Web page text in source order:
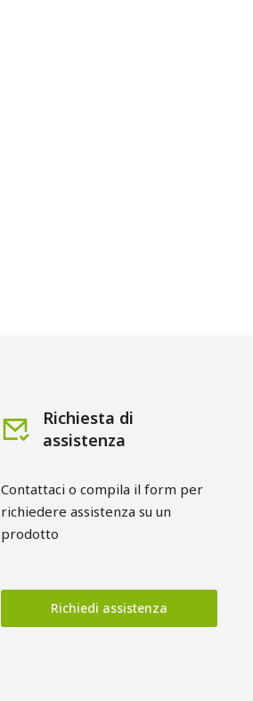
Richiesta di
assistenza
Contattaci o compila il form per
richiedere assistenza su un
prodotto
Richiedi assistenza